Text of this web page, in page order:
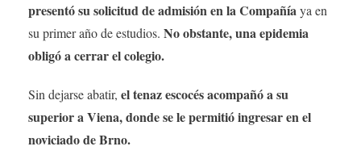
presentó su solicitud de admisión en la Compañíaya en
su primer año de estudios. No obstante, una epidemia
obligó a cerrar el colegio.
Sin dejarse abatir, el tenaz escocés acompañó a su
superior a Viena, donde se le permitió ingresar en el
noviciado de Brno.